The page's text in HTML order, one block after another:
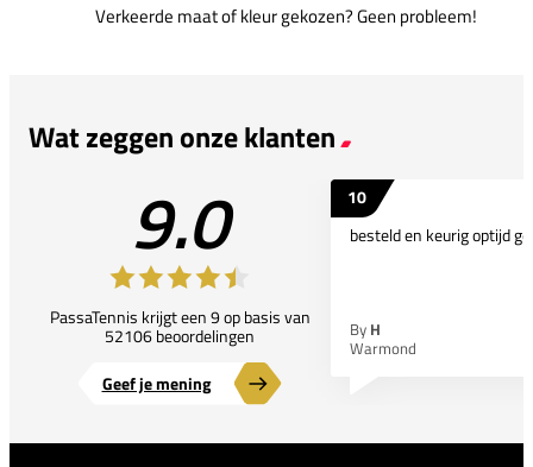
Verkeerde maat of kleur gekozen? Geen probleem!
Wat zeggen onze klanten
9.0
PassaTennis krijgt een 9 op basis van
52106 beoordelingen
Geef je mening
10
besteld en keurig optijd
By H
Warmond